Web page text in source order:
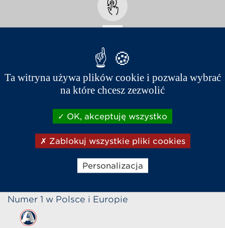
Grafitowy Metalik
Numer 1 w Polsce i Europie
Ta witryna używa plików cookie i pozwala wybrać
na które chcesz zezwolić
OK, akceptuję wszystko
Zablokuj wszystkie pliki cookies
Personalizacja